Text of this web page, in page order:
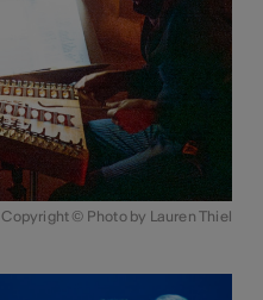
Copyright © Photo by Lauren Thiel